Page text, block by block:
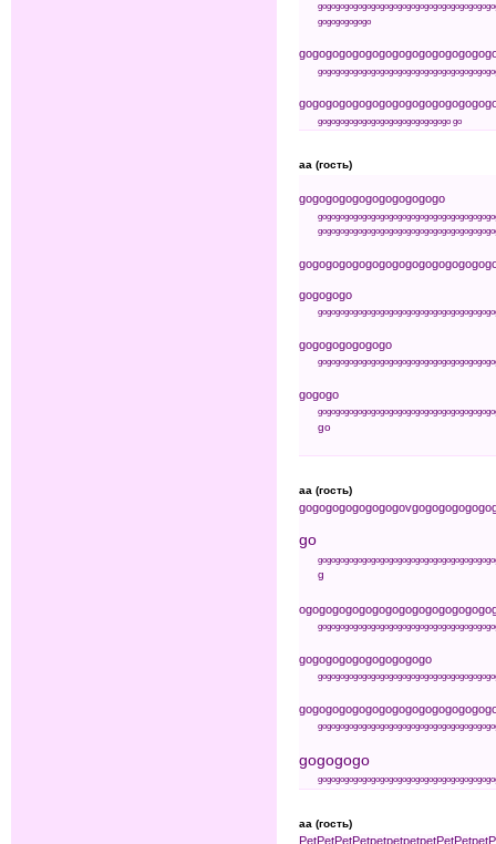
gogogogogogogogogogogogogogogogogogogogo
gogogogogogo
gogogogogogogogogogogogogogo
gogogogogogogogogogogogogogogogogogogogo
gogogogogogogogogogogogogogo
gogogogogogogogogogogogogogogogo
aa (гость)
gogogogogogogogogogogo
gogogogogogogogogogogogogogogogogogogogo
gogogogogogogogogogogogogogogogogogogogo
gogogogogogogogogogogogogogo
gogogogo
gogogogogogogogogogogogogogogogogogogogo
gogogogogogogo
gogogogogogogogogogogogogogogogogogogogo
gogogo
gogogogogogogogogogogogogogogogogogogogo
go
aa (гость)
gogogogogogogogovgogogogogogo
go
gogogogogogogogogogogogogogogogogogogogo
g
ogogogogogogogogogogogogogogo
gogogogogogogogogogogogogogogogogogogogo
gogogogogogogogogogo
gogogogogogogogogogogogogogogogogogogogo
gogogogogogogogogogogogogogo
gogogogogogogogogogogogogogogogogogogogo
gogogogo
gogogogogogogogogogogogogogogogogogogogo
aa (гость)
PetPetPetPetpetpetpetpetPetPetpet